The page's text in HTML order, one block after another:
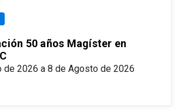
50 años Magíster en
de 2026 a 8 de Agosto de 2026